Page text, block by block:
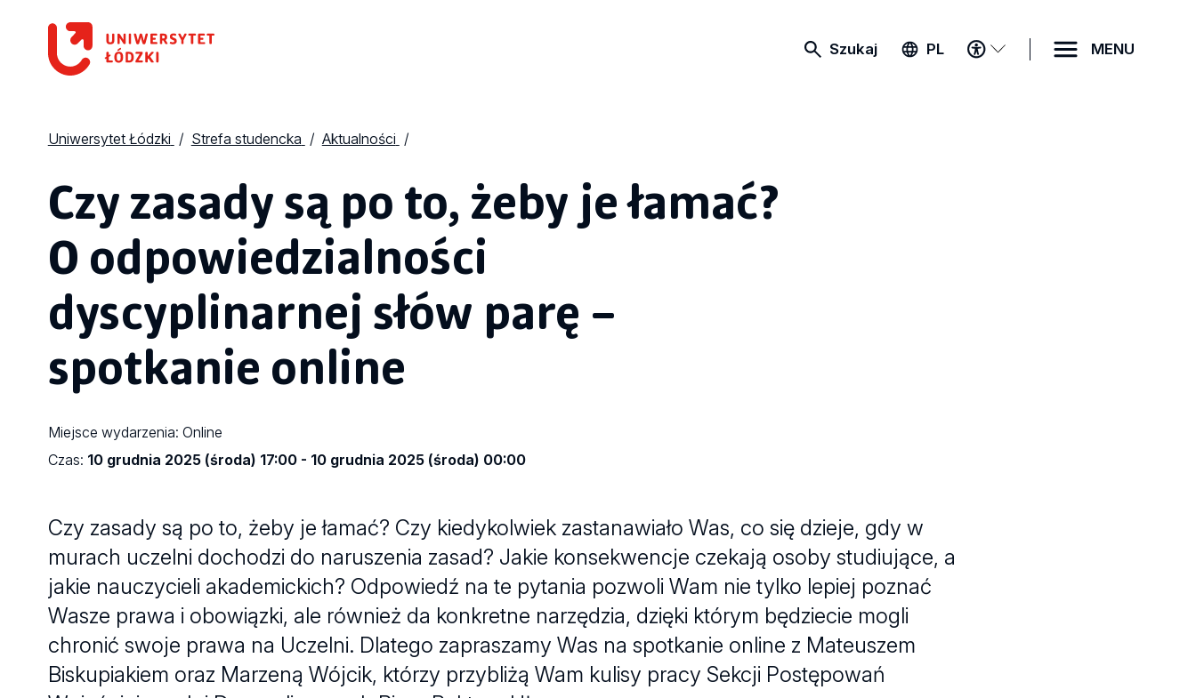
Szukaj PL
MENU
DOSTĘPNOŚCI
MENU
Uniwersytet Łódzki Strefa studencka Aktualności
Czy zasady są po to, żeby je łamać?
O odpowiedzialności
dyscyplinarnej słów parę –
spotkanie online
Miejsce wydarzenia: Online
Czas: 10 grudnia 2025 (środa) 17:00 - 10 grudnia 2025 (środa) 00:00
Czy zasady są po to, żeby je łamać? Czy kiedykolwiek zastanawiało Was, co się dzieje, gdy w
murach uczelni dochodzi do naruszenia zasad? Jakie konsekwencje czekają osoby studiujące, a
jakie nauczycieli akademickich? Odpowiedź na te pytania pozwoli Wam nie tylko lepiej poznać
Wasze prawa i obowiązki, ale również da konkretne narzędzia, dzięki którym będziecie mogli
chronić swoje prawa na Uczelni. Dlatego zapraszamy Was na spotkanie online z Mateuszem
Biskupiakiem oraz Marzeną Wójcik, którzy przybliżą Wam kulisy pracy Sekcji Postępowań